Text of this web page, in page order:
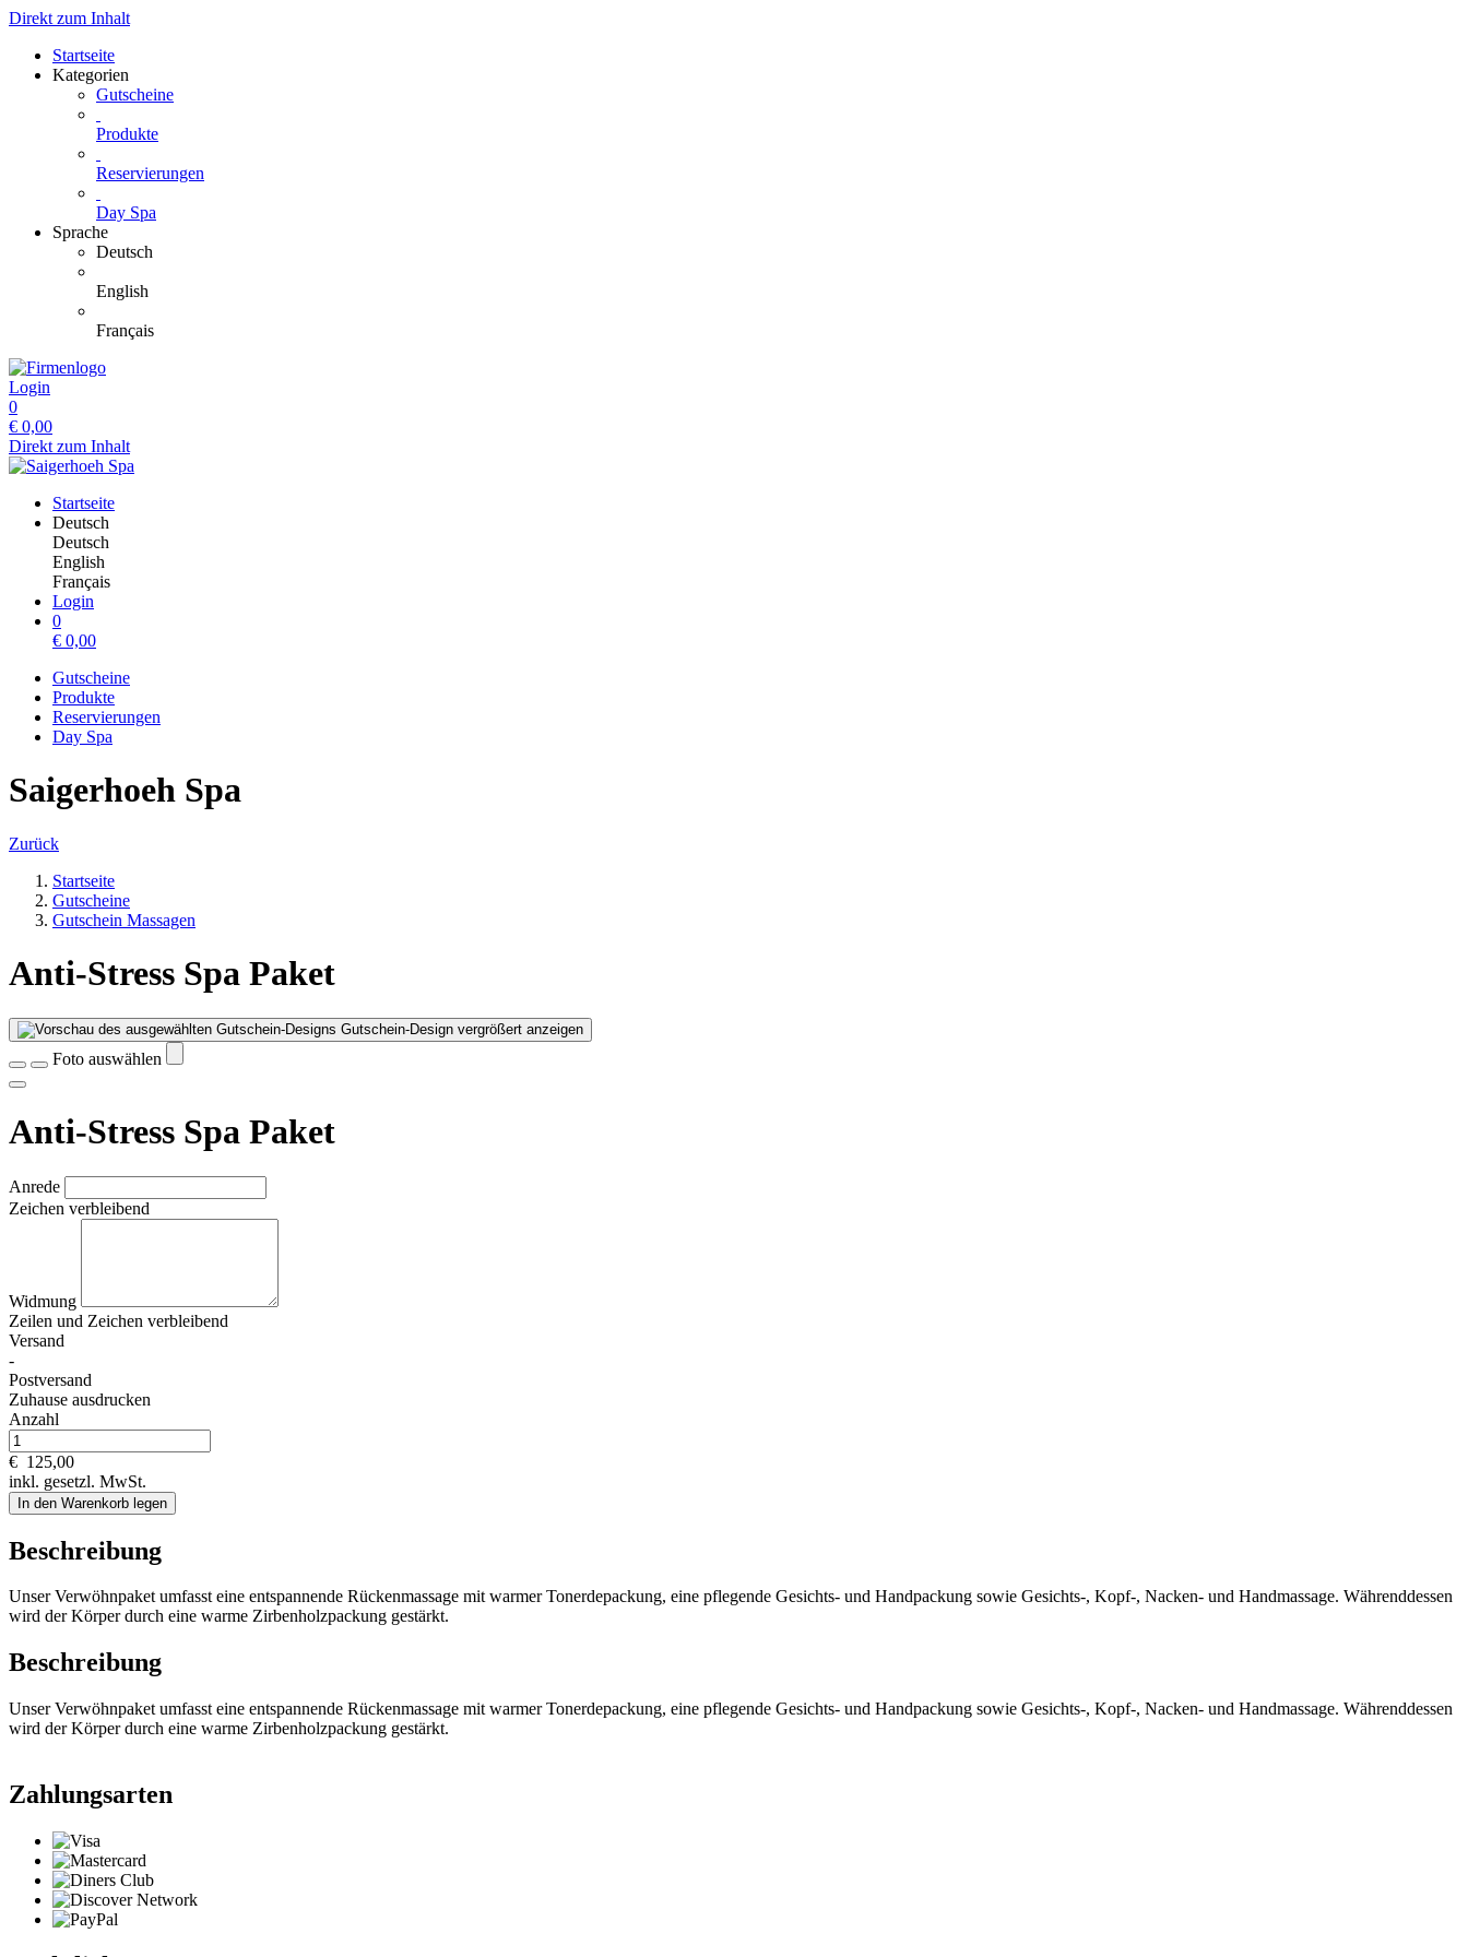
Direkt zum Inhalt
Startseite
Kategorien
Gutscheine
Produkte
Reservierungen
Day Spa
Sprache
Deutsch
English
Français
Login
0
€ 0,00
Direkt zum Inhalt
Startseite
Deutsch
Deutsch
English
Français
Login
0
€ 0,00
Gutscheine
Produkte
Reservierungen
Day Spa
Saigerhoeh Spa
Zurück
Startseite
Gutscheine
Gutschein Massagen
Anti-Stress Spa Paket
Gutschein-Design vergrößert anzeigen
Foto auswählen
Anti-Stress Spa Paket
Anrede
Zeichen verbleibend
Widmung
Zeilen und Zeichen verbleibend
Versand
-
Postversand
Zuhause ausdrucken
Anzahl
€ 125,00
inkl. gesetzl. MwSt.
In den Warenkorb legen
Beschreibung
Unser Verwöhnpaket umfasst eine entspannende Rückenmassage mit warmer Tonerdepackung, eine pflegende Gesichts- und Handpackung sowie Gesichts-, Kopf-, Nacken- und Handmassage. Währenddessen
wird der Körper durch eine warme Zirbenholzpackung gestärkt.
Beschreibung
Unser Verwöhnpaket umfasst eine entspannende Rückenmassage mit warmer Tonerdepackung, eine pflegende Gesichts- und Handpackung sowie Gesichts-, Kopf-, Nacken- und Handmassage. Währenddessen
wird der Körper durch eine warme Zirbenholzpackung gestärkt.
Zahlungsarten